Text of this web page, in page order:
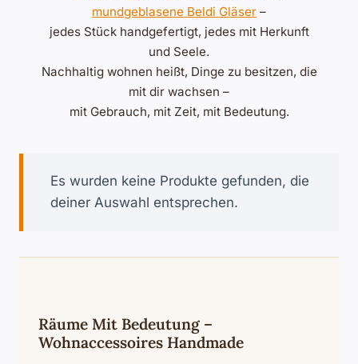
mundgeblasene Beldi Gläser –
jedes Stück handgefertigt, jedes mit Herkunft
und Seele.
Nachhaltig wohnen heißt, Dinge zu besitzen, die
mit dir wachsen –
mit Gebrauch, mit Zeit, mit Bedeutung.
Es wurden keine Produkte gefunden, die
deiner Auswahl entsprechen.
Räume Mit Bedeutung –
Wohnaccessoires Handmade